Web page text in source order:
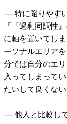
──特に陥りやす
「『過剰同調性
に軸を置いてし
ーソナルエリア
分では自分のエ
入ってしまって
たいして良くな
──他人と比較し